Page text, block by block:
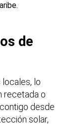
de
locales, lo
recetada o
desde
solar,